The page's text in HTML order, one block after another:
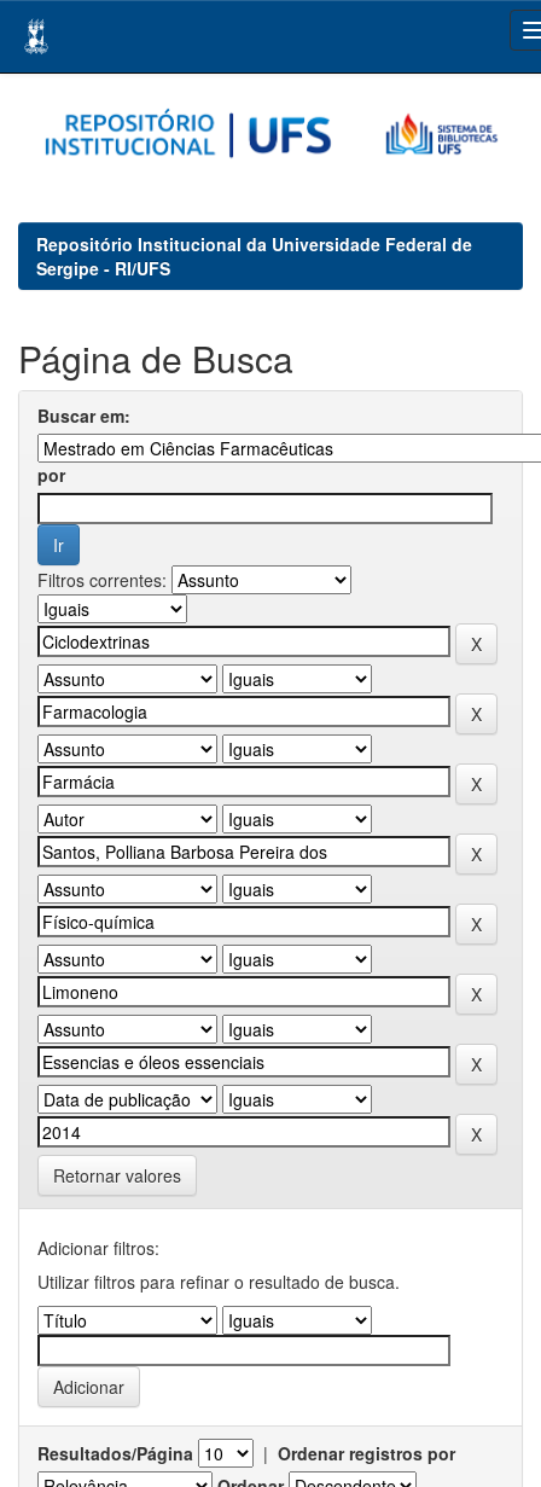
navigation
Repositório Institucional da Universidade Federal de
Sergipe - RI/UFS
Página de Busca
Buscar em:
por
Filtros correntes:
Retornar valores
Adicionar filtros:
Utilizar filtros para refinar o resultado de busca.
Resultados/Página | Ordenar registros por